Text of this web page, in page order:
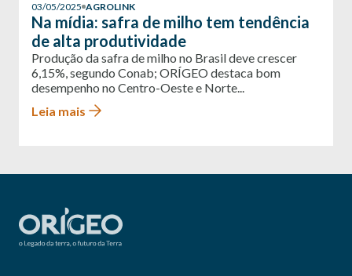
03/05/2025 AGROLINK
Na mídia: safra de milho tem tendência
de alta produtividade
Produção da safra de milho no Brasil deve crescer
6,15%, segundo Conab; ORÍGEO destaca bom
desempenho no Centro-Oeste e Norte...
Leia mais